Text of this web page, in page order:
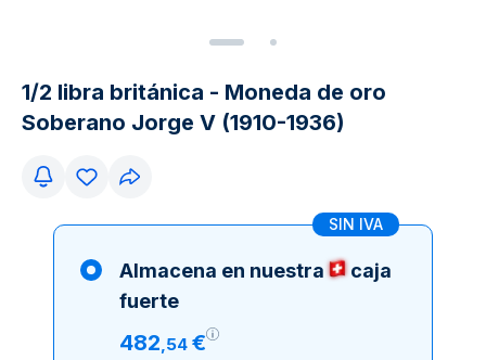
1/2 libra británica - Moneda de oro
Soberano Jorge V (1910-1936)
SIN IVA
Almacena en nuestra
caja
fuerte
482,54 €